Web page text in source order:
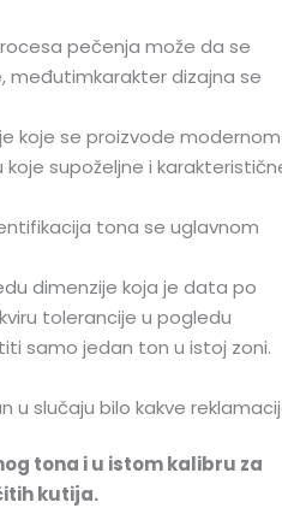
pečenja može da se
međutimkarakter dizajna se
koje se proizvode modernom
supoželjne i
tona se uglavnom
dimenzije koja je data po
tolerancije u pogledu
samo jedan ton u istoj zoni.
u slučaju bilo kakve
tona i u istom kalibru za
kutija.